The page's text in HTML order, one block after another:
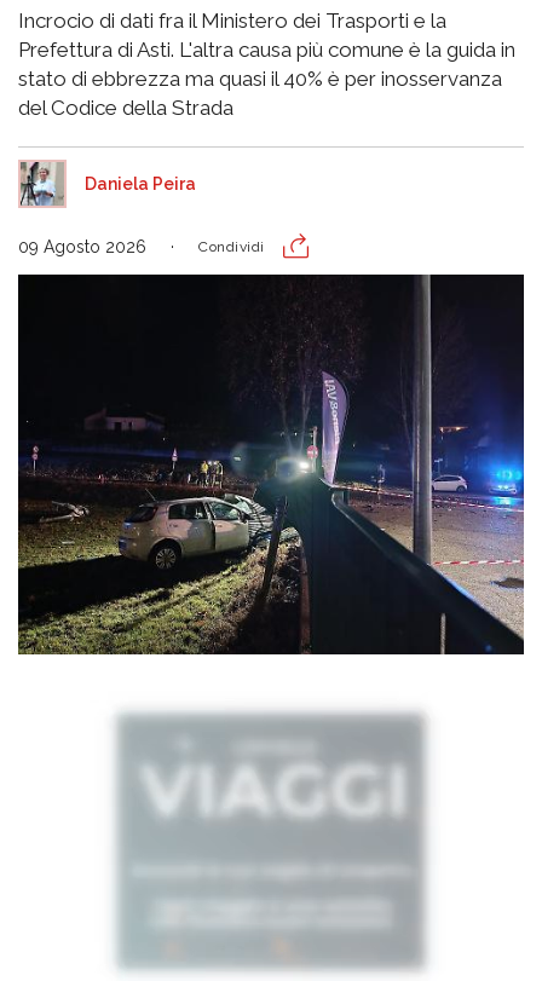
Incrocio di dati fra il Ministero dei Trasporti e la
Prefettura di Asti. L'altra causa più comune è la guida in
stato di ebbrezza ma quasi il 40% è per inosservanza
del Codice della Strada
Daniela Peira
09 Agosto 2026 Condividi